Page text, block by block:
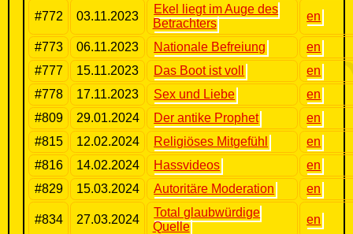
#772 03.11.2023
Ekel liegt im Auge des
Betrachters
en
#773 06.11.2023 Nationale Befreiung
en
#777
15.11.2023 Das Boot ist voll
en
#778
17.11.2023 Sex und Liebe
en
#809
29.01.2024 Der antike Prophet
en
#815
12.02.2024 Religiöses Mitgefühl
en
#816
14.02.2024 Hassvideos
en
#829
15.03.2024 Autoritäre Moderation en
#834 27.03.2024
Total glaubwürdige
Quelle
en